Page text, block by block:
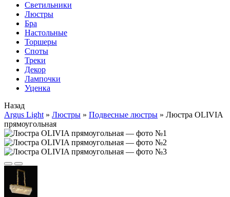
Cветильники
Люстры
Бра
Настольные
Торшеры
Споты
Треки
Декор
Лампочки
Уценка
Назад
Argus Light » Люстры » Подвесные люстры » Люстра OLIVIA
прямоугольная